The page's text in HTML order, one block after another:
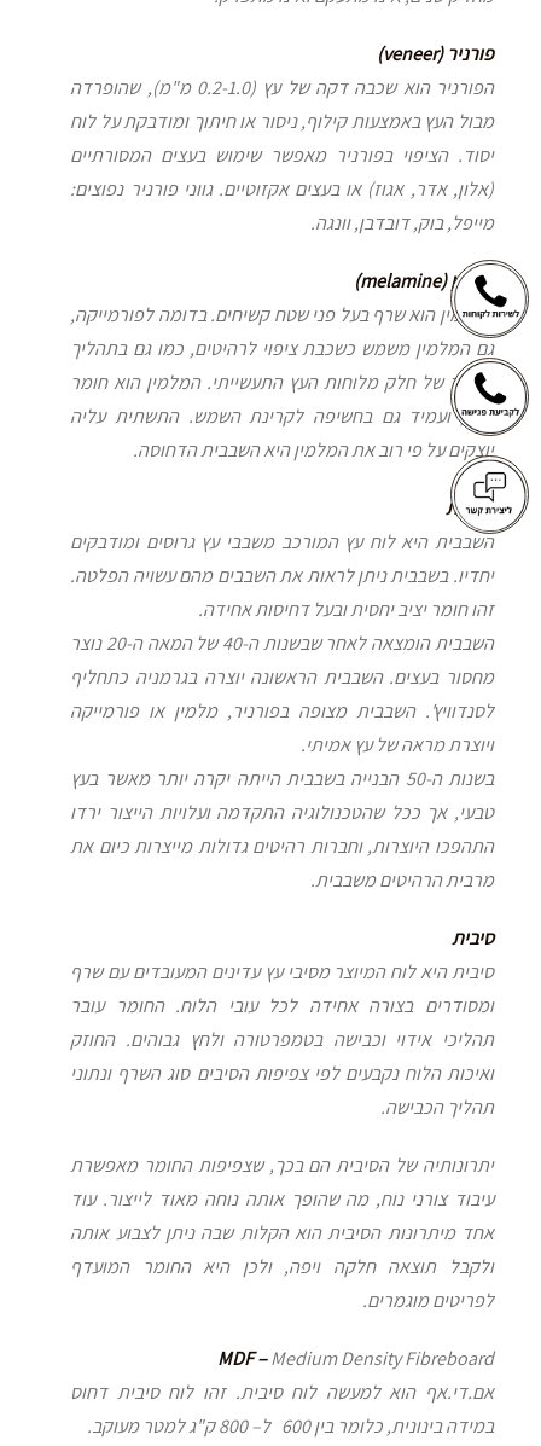
פורניר (veneer)
הפורניר הוא שכבה דקה של עץ (0.2-1.0 מ"מ), שהופרדה
מבול העץ באמצעות קילוף, ניסור או חיתוך ומודבקת על לוח
יסוד. הציפוי בפורניר מאפשר שימוש בעצים המסורתיים
(אלון, אדר, אגוז) או בעצים אקזוטיים. גווני פורניר נפוצים:
מייפל, בוק, דובדבן, וונגה.
מלמין (melamine)
המלמין הוא שרף בעל פני שטח קשיחים. בדומה לפורמייקה,
גם המלמין משמש כשכבת ציפוי לרהיטים, כמו גם בתהליך
הייצור של חלק מלוחות העץ התעשייתי. המלמין הוא חומר
חזק, ועמיד גם בחשיפה לקרינת השמש. התשתית עליה
יוצקים על פי רוב את המלמין היא השבבית הדחוסה.
שבבית
השבבית היא לוח עץ המורכב משבבי עץ גרוסים ומודבקים
יחדיו. בשבבית ניתן לראות את השבבים מהם עשויה הפלטה.
זהו חומר יציב יחסית ובעל דחיסות אחידה.
השבבית הומצאה לאחר שבשנות ה-40 של המאה ה-20 נוצר
מחסור בעצים. השבבית הראשונה יוצרה בגרמניה כתחליף
לסנדוויץ'. השבבית מצופה בפורניר, מלמין או פורמייקה
ויוצרת מראה של עץ אמיתי.
בשנות ה-50 הבנייה בשבבית הייתה יקרה יותר מאשר בעץ
טבעי, אך ככל שהטכנולוגיה התקדמה ועלויות הייצור ירדו
התהפכו היוצרות, וחברות רהיטים גדולות מייצרות כיום את
מרבית הרהיטים משבבית.
סיבית
סיבית היא לוח המיוצר מסיבי עץ עדינים המעובדים עם שרף
ומסודרים בצורה אחידה לכל עובי הלוח. החומר עובר
תהליכי אידוי וכבישה בטמפרטורה ולחץ גבוהים. החוזק
ואיכות הלוח נקבעים לפי צפיפות הסיבים סוג השרף ונתוני
תהליך הכבישה.
יתרונותיה של הסיבית הם בכך, שצפיפות החומר מאפשרת
עיבוד צורני נוח, מה שהופך אותה נוחה מאוד לייצור. עוד
אחד מיתרונות הסיבית הוא הקלות שבה ניתן לצבוע אותה
ולקבל תוצאה חלקה ויפה, ולכן היא החומר המועדף
לפריטים מוגמרים.
MDF –Medium Density Fibreboard
אם.די.אף הוא למעשה לוח סיבית. זהו לוח סיבית דחוס
במידה בינונית, כלומר בין 600 ל– 800 ק"ג למטר מעוקב.